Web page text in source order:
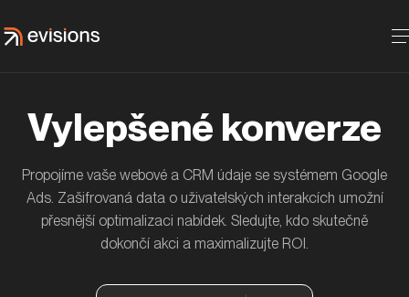
Vylepšené konverze
Propojíme vaše webové a CRM údaje se systémem Google
Ads. Zašifrovaná data o uživatelských interakcích umožní
přesnější optimalizaci nabídek. Sledujte, kdo skutečně
dokončí akci a maximalizujte ROI.
Jak jsme s ČSOB Pojišťovnou zvýšili
návštěvnost blogu díky featured snippets
ČSOB